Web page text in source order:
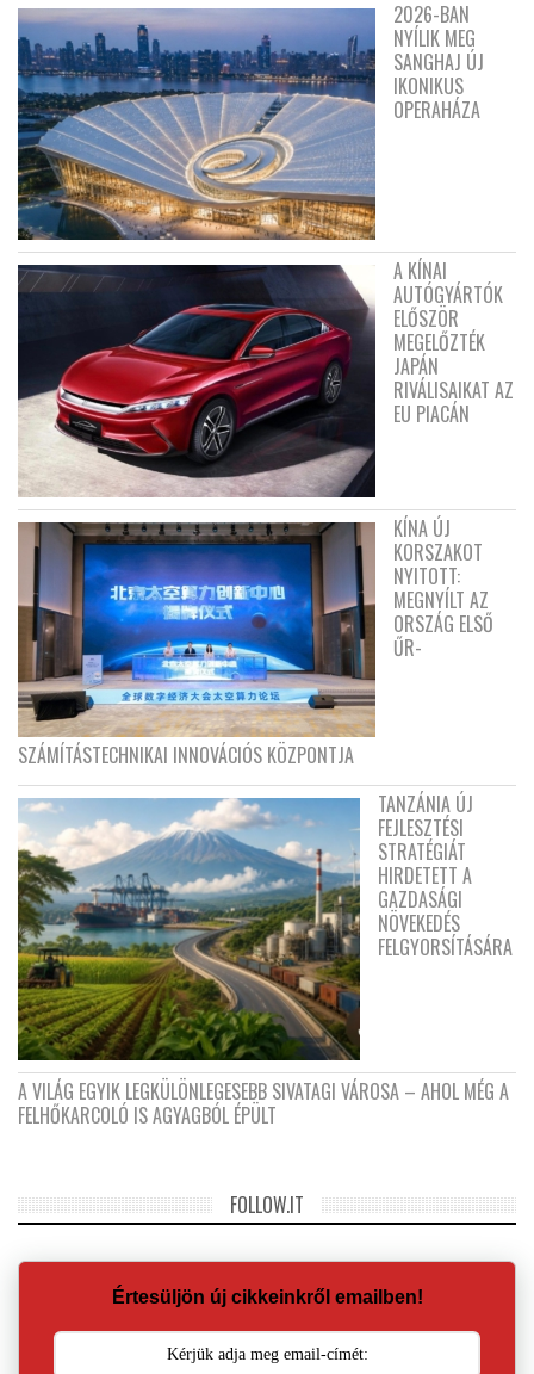
2026-BAN
NYÍLIK MEG
SANGHAJ ÚJ
IKONIKUS
OPERAHÁZA
A KÍNAI
AUTÓGYÁRTÓK
ELŐSZÖR
MEGELŐZTÉK
JAPÁN
RIVÁLISAIKAT AZ
EU PIACÁN
KÍNA ÚJ
KORSZAKOT
NYITOTT:
MEGNYÍLT AZ
ORSZÁG ELSŐ
ŰR-
SZÁMÍTÁSTECHNIKAI INNOVÁCIÓS KÖZPONTJA
TANZÁNIA ÚJ
FEJLESZTÉSI
STRATÉGIÁT
HIRDETETT A
GAZDASÁGI
NÖVEKEDÉS
FELGYORSÍTÁSÁRA
A VILÁG EGYIK LEGKÜLÖNLEGESEBB SIVATAGI VÁROSA – AHOL MÉG A
FELHŐKARCOLÓ IS AGYAGBÓL ÉPÜLT
FOLLOW.IT
Értesüljön új cikkeinkről emailben!